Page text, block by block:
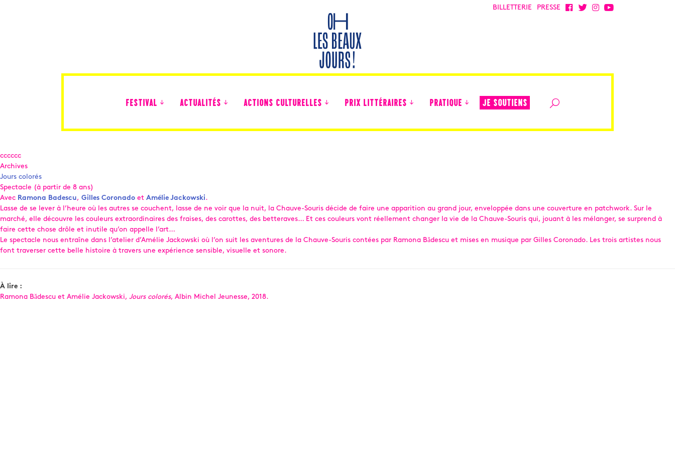
BILLETTERIE PRESSE
FESTIVAL ACTUALITÉS ACTIONS CULTURELLES PRIX LITTÉRAIRES PRATIQUE JE SOUTIENS
cccccc
Archives
Jours colorés
Spectacle (à partir de 8 ans)
Avec Ramona Badescu, Gilles Coronado et Amélie Jackowski.
Lasse de se lever à l’heure où les autres se couchent, lasse de ne voir que la nuit, la Chauve-Souris décide de faire une apparition au grand jour, enveloppée dans une couverture en patchwork. Sur le
marché, elle découvre les couleurs extraordinaires des fraises, des carottes, des betteraves… Et ces couleurs vont réellement changer la vie de la Chauve-Souris qui, jouant à les mélanger, se surprend à
faire cette chose drôle et inutile qu’on appelle l’art…
Le spectacle nous entraîne dans l’atelier d’Amélie Jackowski où l’on suit les aventures de la Chauve-Souris contées par Ramona Bădescu et mises en musique par Gilles Coronado. Les trois artistes nous
font traverser cette belle histoire à travers une expérience sensible, visuelle et sonore.
À lire :
Ramona Bădescu et Amélie Jackowski, Jours colorés, Albin Michel Jeunesse, 2018.